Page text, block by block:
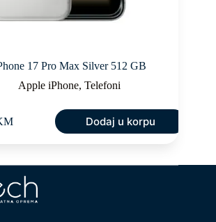
17 Pro Max Silver 512 GB
Apple iPhone, Telefoni
Dodaj u korpu